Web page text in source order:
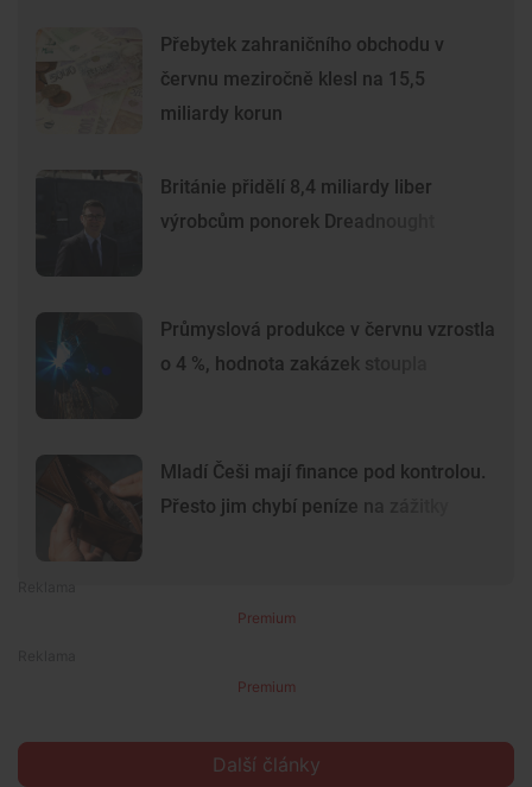
Přebytek zahraničního obchodu v
červnu meziročně klesl na 15,5
miliardy korun
Británie přidělí 8,4 miliardy liber
výrobcům ponorek Dreadnought
Průmyslová produkce v červnu vzrostla
o 4 %, hodnota zakázek stoupla
Mladí Češi mají finance pod kontrolou.
Přesto jim chybí peníze na zážitky
Premium
Premium
Další články